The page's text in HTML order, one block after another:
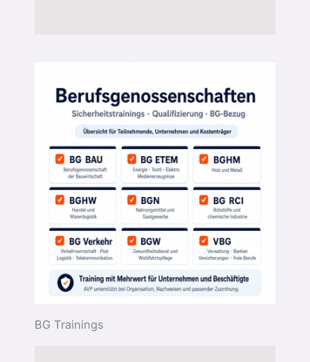
BG Trainings